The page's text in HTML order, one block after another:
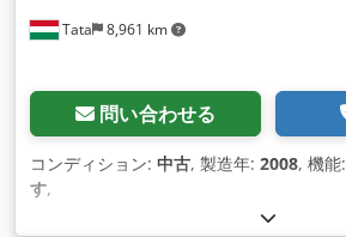
Tata 8,961 km
問い合わせる
コンディション: 中古, 製造年: 2008, 機能:
す,